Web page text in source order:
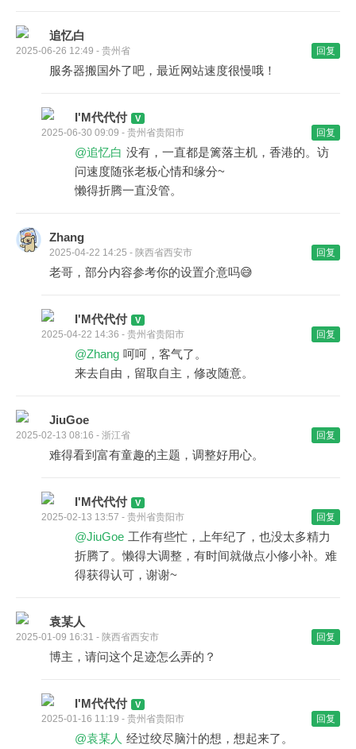
追忆白
2025-06-26 12:49 - 贵州省 回复
服务器搬国外了吧，最近网站速度很慢哦！
I'M代代付
2025-06-30 09:09 - 贵州省贵阳市 回复
@追忆白 没有，一直都是篱落主机，香港的。访
问速度随张老板心情和缘分~
懒得折腾一直没管。
Zhang
2025-04-22 14:25 - 陕西省西安市 回复
老哥，部分内容参考你的设置介意吗😅
I'M代代付
2025-04-22 14:36 - 贵州省贵阳市 回复
@Zhang 呵呵，客气了。
来去自由，留取自主，修改随意。
JiuGoe
2025-02-13 08:16 - 浙江省 回复
难得看到富有童趣的主题，调整好用心。
I'M代代付
2025-02-13 13:57 - 贵州省贵阳市 回复
@JiuGoe 工作有些忙，上年纪了，也没太多精力
折腾了。懒得大调整，有时间就做点小修小补。难
得获得认可，谢谢~
袁某人
2025-01-09 16:31 - 陕西省西安市 回复
博主，请问这个足迹怎么弄的？
I'M代代付
2025-01-16 11:19 - 贵州省贵阳市 回复
@袁某人 经过绞尽脑汁的想，想起来了。